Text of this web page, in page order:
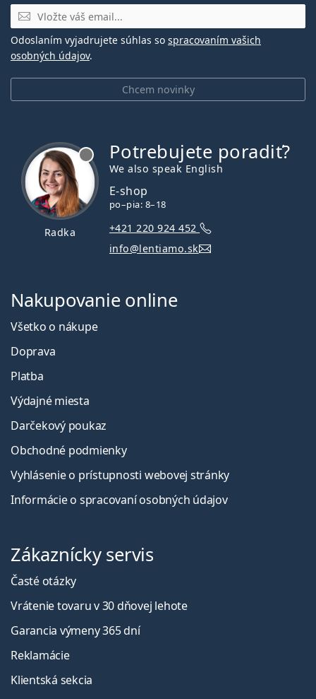
E-mail
Chcem novinky
Odoslaním vyjadrujete súhlas so spracovaním vašich
osobných údajov.
Radka
Potrebujete poradiť?
We also speak English
E-shop
po–pia: 8–18
+421 220 924 452
info@lentiamo.sk
Nakupovanie online
Všetko o nákupe
Doprava
Platba
Výdajné miesta
Darčekový poukaz
Obchodné podmienky
Vyhlásenie o prístupnosti webovej stránky
Informácie o spracovaní osobných údajov
Zákaznícky servis
Časté otázky
Vrátenie tovaru v 30 dňovej lehote
Garancia výmeny 365 dní
Reklamácie
Klientská sekcia